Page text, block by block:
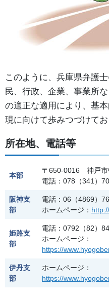
このように、兵庫県弁護
民、行政、企業、事業所
の適正な適用により、基
現に向けて歩みつづけてお
所在地、電話等
本部
〒650-0016 神戸市
電話：078（341）
阪神支
部
電話：06（4869）
ホームページ：
姫路支
部
電話：0792（82）
ホームページ：
https://
伊丹支
部
ホームページ：
https://